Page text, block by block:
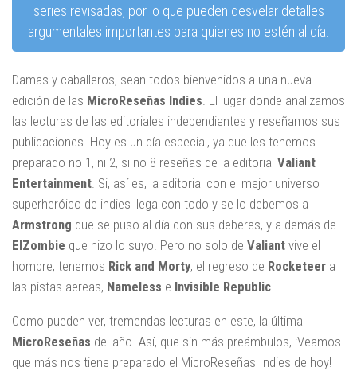
series revisadas, por lo que pueden desvelar detalles
argumentales importantes para quienes no estén al día.
Damas y caballeros, sean todos bienvenidos a una nueva
edición de las MicroReseñas Indies. El lugar donde analizamos
las lecturas de las editoriales independientes y reseñamos sus
publicaciones. Hoy es un día especial, ya que les tenemos
preparado no 1, ni 2, si no 8 reseñas de la editorial Valiant
Entertainment. Si, así es, la editorial con el mejor universo
superheróico de indies llega con todo y se lo debemos a
Armstrong que se puso al día con sus deberes, y a demás de
ElZombie que hizo lo suyo. Pero no solo de Valiant vive el
hombre, tenemos Rick and Morty, el regreso de Rocketeer a
las pistas aereas, Nameless e Invisible Republic.
Como pueden ver, tremendas lecturas en este, la última
MicroReseñas del año. Así, que sin más preámbulos, ¡Veamos
que más nos tiene preparado el MicroReseñas Indies de hoy!